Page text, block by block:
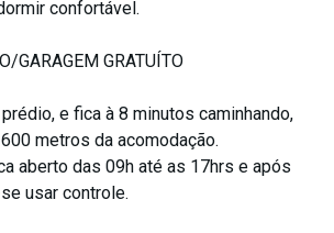
confortável.
GARAGEM GRATUÍTO
e fica à 8 minutos caminhando,
metros da acomodação.
aberto das 09h até as 17hrs e após
usar controle.